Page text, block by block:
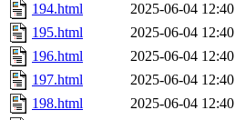
194.html
2025-06-04 12:40
195.html
2025-06-04 12:40
196.html
2025-06-04 12:40
197.html
2025-06-04 12:40
198.html
2025-06-04 12:40